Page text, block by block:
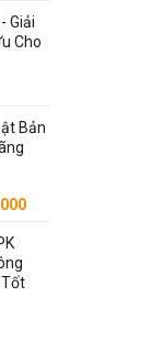
Giải
Cho
Bản
Giá
₫6.000.000.
Tốt